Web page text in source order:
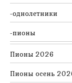
однолетники
пионы
Пионы 2026
Пионы осень